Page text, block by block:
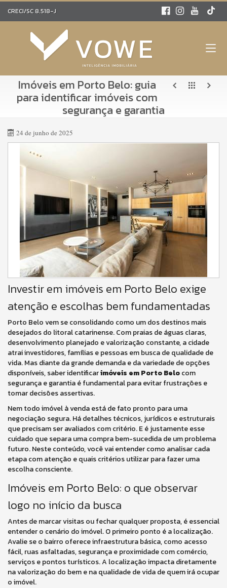
CRECI/SC 8.518-J
Imóveis em Porto Belo: guia
para identificar imóveis com
segurança e garantia
24 de junho de 2025
Investir em imóveis em Porto Belo exige
atenção e escolhas bem fundamentadas
Porto Belo vem se consolidando como um dos destinos mais
desejados do litoral catarinense. Com praias de águas claras,
desenvolvimento planejado e valorização constante, a cidade
atrai investidores, famílias e pessoas em busca de qualidade de
vida. Mas diante da grande demanda e da variedade de opções
disponíveis, saber identificarimóveis em Porto Belocom
segurança e garantia é fundamental para evitar frustrações e
tomar decisões assertivas.
Nem todo imóvel à venda está de fato pronto para uma
negociação segura. Há detalhes técnicos, jurídicos e estruturais
que precisam ser avaliados com critério. E é justamente esse
cuidado que separa uma compra bem-sucedida de um problema
futuro. Neste conteúdo, você vai entender como analisar cada
etapa com atenção e quais critérios utilizar para fazer uma
escolha consciente.
Imóveis em Porto Belo: o que observar
logo no início da busca
Antes de marcar visitas ou fechar qualquer proposta, é essencial
entender o cenário do imóvel. O primeiro ponto é a localização.
Avalie se o bairro oferece infraestrutura básica, como acesso
fácil, ruas asfaltadas, segurança e proximidade com comércio,
serviços e pontos turísticos. A localização impacta diretamente
na valorização do bem e na qualidade de vida de quem irá ocupar
o imóvel.